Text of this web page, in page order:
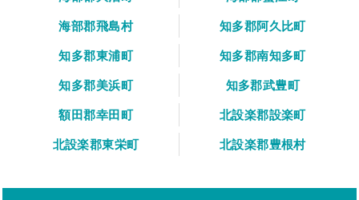
海部郡飛島村
知多郡阿久比町
知多郡東浦町
知多郡南知多町
知多郡美浜町
知多郡武豊町
額田郡幸田町
北設楽郡設楽町
北設楽郡東栄町
北設楽郡豊根村